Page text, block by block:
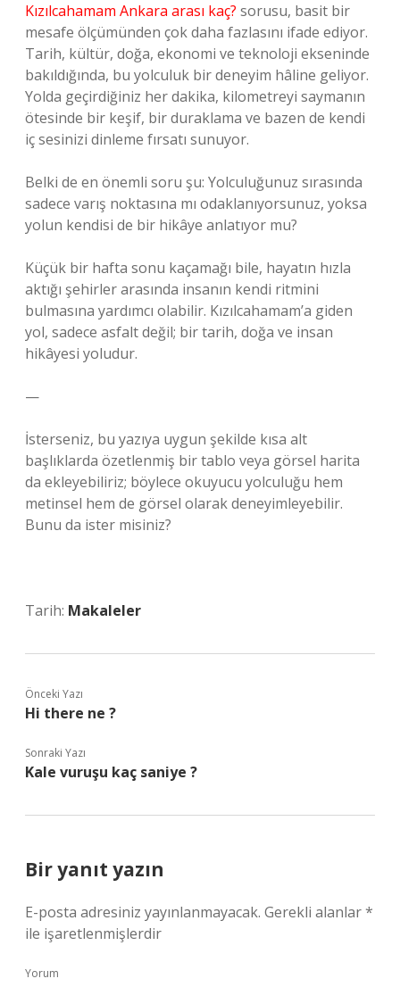
Kızılcahamam Ankara arası kaç? sorusu, basit bir
mesafe ölçümünden çok daha fazlasını ifade ediyor.
Tarih, kültür, doğa, ekonomi ve teknoloji ekseninde
bakıldığında, bu yolculuk bir deneyim hâline geliyor.
Yolda geçirdiğiniz her dakika, kilometreyi saymanın
ötesinde bir keşif, bir duraklama ve bazen de kendi
iç sesinizi dinleme fırsatı sunuyor.
Belki de en önemli soru şu: Yolculuğunuz sırasında
sadece varış noktasına mı odaklanıyorsunuz, yoksa
yolun kendisi de bir hikâye anlatıyor mu?
Küçük bir hafta sonu kaçamağı bile, hayatın hızla
aktığı şehirler arasında insanın kendi ritmini
bulmasına yardımcı olabilir. Kızılcahamam’a giden
yol, sadece asfalt değil; bir tarih, doğa ve insan
hikâyesi yoludur.
—
İsterseniz, bu yazıya uygun şekilde kısa alt
başlıklarda özetlenmiş bir tablo veya görsel harita
da ekleyebiliriz; böylece okuyucu yolculuğu hem
metinsel hem de görsel olarak deneyimleyebilir.
Bunu da ister misiniz?
Tarih: Makaleler
Önceki Yazı
Hi there ne ?
Sonraki Yazı
Kale vuruşu kaç saniye ?
Bir yanıt yazın
E-posta adresiniz yayınlanmayacak. Gerekli alanlar*
ile işaretlenmişlerdir
Yorum